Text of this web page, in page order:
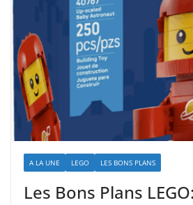
A LA UNE LEGO LES BONS PLANS
Les Bons Plans